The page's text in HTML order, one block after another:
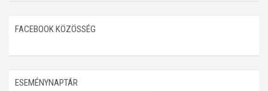
Műhelymunkák
FACEBOOK KÖZÖSSÉG
ESEMÉNYNAPTÁR